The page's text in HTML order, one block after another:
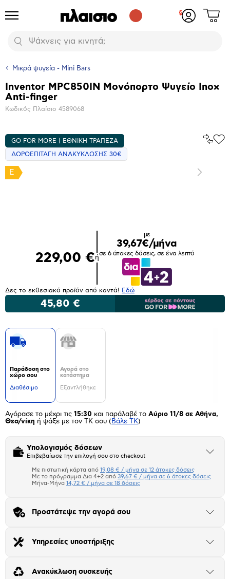
Προϊόντα
Αναζήτηση
Δες
Μικρά ψυγεία - Mini Bars
Βασικά
χαρακτηριστικά
Inventor MPC850IN Μονόπορτο Ψυγείο Inox
Anti-finger
Κωδικός Πλαίσιο 4589068
GO FOR MORE | ΕΘΝΙΚΗ ΤΡΑΠΕΖΑ
ΔΩΡΟΕΠΙΤΑΓΗ ΑΝΑΚΥΚΛΩΣΗΣ 30€
Επόμενο
E
229,00 €ή
με
39,67€/μήνα
σε 6 άτοκες δόσεις, σε ένα λεπτό
Δες το εκθεσιακό προϊόν από κοντά! Eδώ
45,80 €
Παράδοση στο
χώρο σου
Διαθέσιμο
Αγορά στο
κατάστημα
Εξαντλήθηκε
Αγόρασε το μέχρι τις 15:30 και παράλαβέ το Αύριο 11/8 σε Αθήνα,
Θεσ/νίκη ή ψάξε με τον ΤΚ σου ( Βάλε ΤΚ)
Υπολογισμός δόσεων
Επιβεβαίωσε την επιλογή σου στο checkout
Άνοιξε
Πιστωτική κάρτα
Μήνα Μήνα
Αριθμός δόσεων
Με πιστωτική κάρτα από 19,08 € / μήνα σε 12 άτοκες δόσεις
Με το πρόγραμμα Δια 4+2 από 39,67 € / μήνα σε 6 άτοκες δόσεις
Μήνα-Μήνα 14,72 € / μήνα σε 18 δόσεις
Προστάτεψε την αγορά σου
Άνοιξε
Υπηρεσίες υποστήριξης
Άνοιξε
Ανακύκλωση συσκευής
Άνοιξε